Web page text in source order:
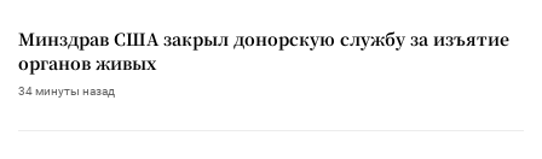
Минздрав США закрыл донорскую службу за изъятие
органов живых
34 минуты назад